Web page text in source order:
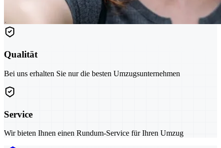
Qualität
Bei uns erhalten Sie nur die besten Umzugsunternehmen
Service
Wir bieten Ihnen einen Rundum-Service für Ihren Umzug